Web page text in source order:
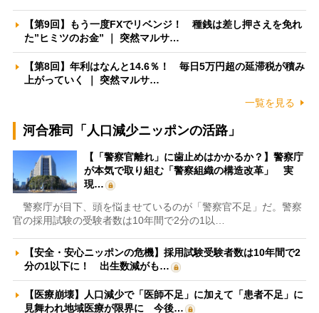
【第9回】もう一度FXでリベンジ！ 種銭は差し押さえを免れ
た”ヒミツのお金” ｜ 突然マルサ…
【第8回】年利はなんと14.6％！ 毎日5万円超の延滞税が積み
上がっていく ｜ 突然マルサ…
一覧を見る
河合雅司「人口減少ニッポンの活路」
【「警察官離れ」に歯止めはかかるか？】警察庁
が本気で取り組む「警察組織の構造改革」 実
現…
警察庁が目下、頭を悩ませているのが「警察官不足」だ。警察
官の採用試験の受験者数は10年間で2分の1以…
【安全・安心ニッポンの危機】採用試験受験者数は10年間で2
分の1以下に！ 出生数減がも…
【医療崩壊】人口減少で「医師不足」に加えて「患者不足」に
見舞われ地域医療が限界に 今後…